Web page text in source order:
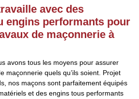
avec des
engins performants pour
de maçonnerie à
avons tous les moyens pour assurer
maçonnerie quels qu’ils soient. Projet
nos maçons sont parfaitement équipés
et des engins tous performants